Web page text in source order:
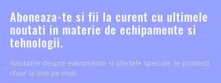
Aboneaza-te si fii la curent cu ultimele
noutati in materie de echipamente si
tehnologii.
Noutatile despre evenimente si ofertele speciale, le primesti
chiar la tine pe mail.